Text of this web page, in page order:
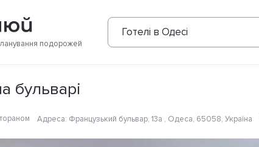
подорожей
Готелі в Одесі
Зручності Розташування
бульварі
Адреса: Французький бульвар, 13а , Одеса, 65058, Україна